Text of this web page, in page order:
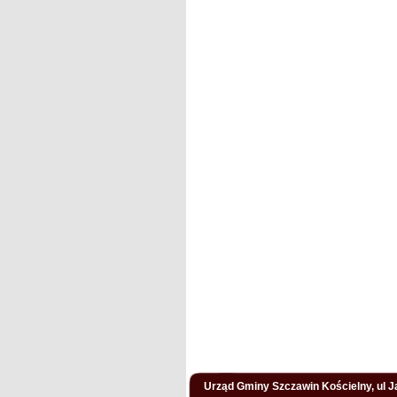
Urząd Gminy Szczawin Kościelny, ul